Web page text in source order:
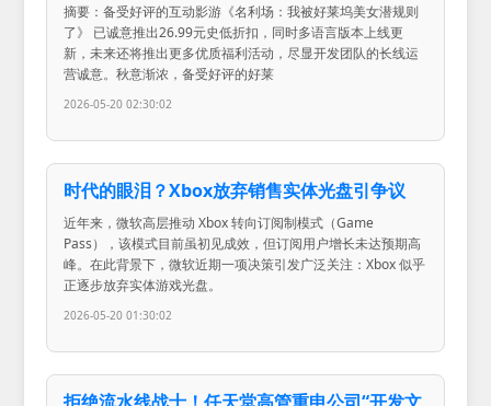
摘要：备受好评的互动影游《名利场：我被好莱坞美女潜规则
了》 已诚意推出26.99元史低折扣，同时多语言版本上线更
新，未来还将推出更多优质福利活动，尽显开发团队的长线运
营诚意。秋意渐浓，备受好评的好莱
2026-05-20 02:30:02
时代的眼泪？Xbox放弃销售实体光盘引争议
近年来，微软高层推动 Xbox 转向订阅制模式（Game
Pass），该模式目前虽初见成效，但订阅用户增长未达预期高
峰。在此背景下，微软近期一项决策引发广泛关注：Xbox 似乎
正逐步放弃实体游戏光盘。
2026-05-20 01:30:02